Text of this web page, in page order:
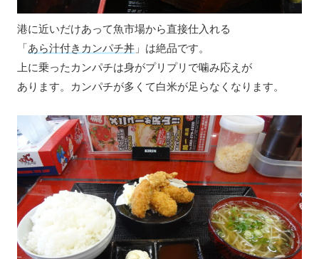
港に近いだけあって魚市場から直接仕入れる
「あら汁付きカンパチ丼 」は絶品です。
上に乗ったカンパチは身がプリプリで噛み応えが
あります。カンパチが多くて白米が足らなくなります。